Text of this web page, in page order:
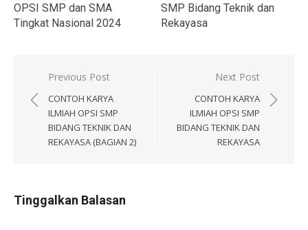
OPSI SMP dan SMA
Tingkat Nasional 2024
SMP Bidang Teknik dan
Rekayasa
Navigasi
pos
Previous Post
CONTOH KARYA
ILMIAH OPSI SMP
BIDANG TEKNIK DAN
REKAYASA (BAGIAN 2)
Next Post
CONTOH KARYA
ILMIAH OPSI SMP
BIDANG TEKNIK DAN
REKAYASA
Tinggalkan Balasan